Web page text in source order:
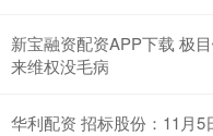
新宝融资配资APP下载 极
来维权没毛病
华利配资 招标股份：11月